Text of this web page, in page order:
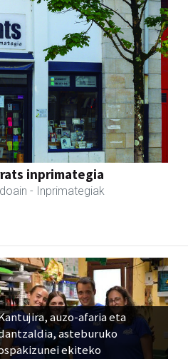
inprimategia
- Inprimategiak
auzo-afaria eta
asteburuko
ekiteko